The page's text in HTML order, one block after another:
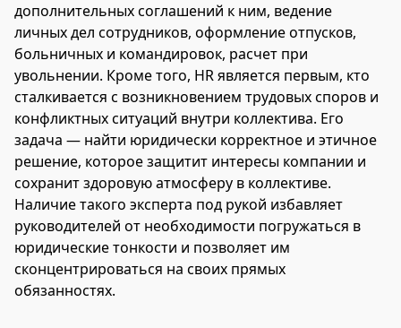
дополнительных соглашений к ним, ведение
личных дел сотрудников, оформление отпусков,
больничных и командировок, расчет при
увольнении. Кроме того, HR является первым, кто
сталкивается с возникновением трудовых споров и
конфликтных ситуаций внутри коллектива. Его
задача — найти юридически корректное и этичное
решение, которое защитит интересы компании и
сохранит здоровую атмосферу в коллективе.
Наличие такого эксперта под рукой избавляет
руководителей от необходимости погружаться в
юридические тонкости и позволяет им
сконцентрироваться на своих прямых
обязанностях.